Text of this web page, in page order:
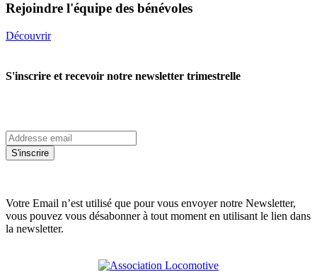
Rejoindre l'équipe des bénévoles
Découvrir
S'inscrire et recevoir notre newsletter trimestrelle
S'inscrire
Votre Email n’est utilisé que pour vous envoyer notre Newsletter,
vous pouvez vous désabonner à tout moment en utilisant le lien dans
la newsletter.